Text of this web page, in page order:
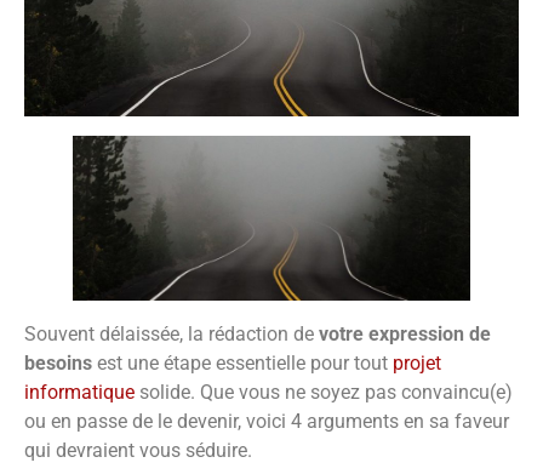
Souvent délaissée, la rédaction de votre expression de
besoins est une étape essentielle pour tout projet
informatique solide. Que vous ne soyez pas convaincu(e)
ou en passe de le devenir, voici 4 arguments en sa faveur
qui devraient vous séduire.